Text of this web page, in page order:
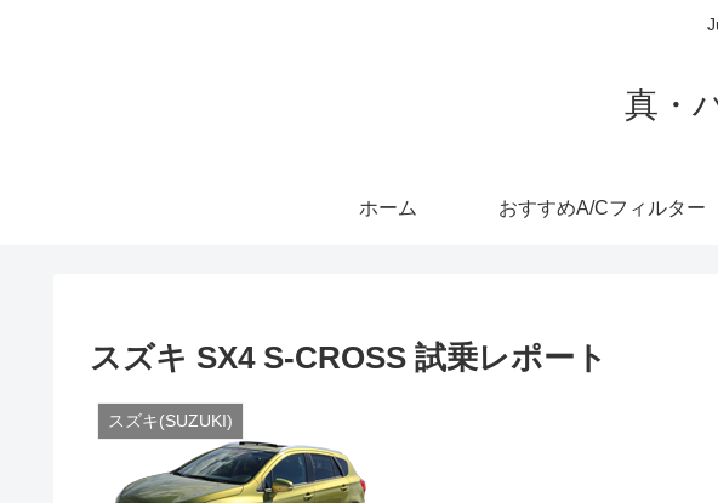
真・
ホーム おすすめA/Cフィルター
スズキ SX4 S-CROSS 試乗レポート
スズキ(SUZUKI)